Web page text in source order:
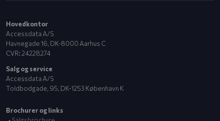
Hovedkontor
Accessdata A/S
​Havnegade 16, DK-8000 Aarhus C
CVR​: 24228274
Salg og service
​Accessdata A/S
Toldbodgade, 95, DK-1253 København K
Brochurer og links​